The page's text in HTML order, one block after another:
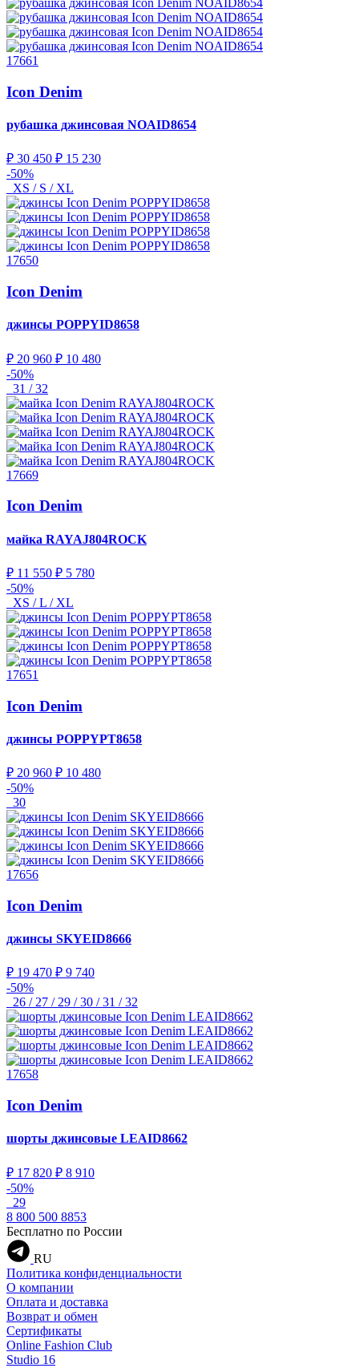
17661
Icon Denim
рубашка джинсовая NOAID8654
₽ 30 450 ₽ 15 230
-50%
XS / S / XL
17650
Icon Denim
джинсы POPPYID8658
₽ 20 960 ₽ 10 480
-50%
31 / 32
17669
Icon Denim
майка RAYAJ804ROCK
₽ 11 550 ₽ 5 780
-50%
XS / L / XL
17651
Icon Denim
джинсы POPPYPT8658
₽ 20 960 ₽ 10 480
-50%
30
17656
Icon Denim
джинсы SKYEID8666
₽ 19 470 ₽ 9 740
-50%
26 / 27 / 29 / 30 / 31 / 32
17658
Icon Denim
шорты джинсовые LEAID8662
₽ 17 820 ₽ 8 910
-50%
29
8 800 500 8853
Бесплатно по России
RU
Политика конфиденциальности
О компании
Оплата и доставка
Возврат и обмен
Сертификаты
Online Fashion Club
Studio 16